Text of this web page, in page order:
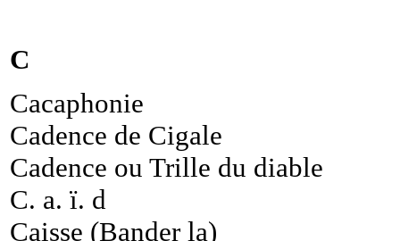
C
Cacaphonie
Cadence de Cigale
Cadence ou Trille du diable
C. a. ï. d
Caisse (Bander la)